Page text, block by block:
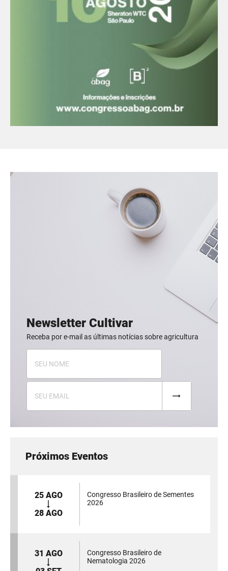
Newsletter Cultivar
Receba por e-mail as últimas notícias sobre agricultura
Próximos Eventos
25 AGO
28 AGO
Congresso Brasileiro de Sementes
2026
31 AGO
Congresso Brasileiro de
Nematologia 2026